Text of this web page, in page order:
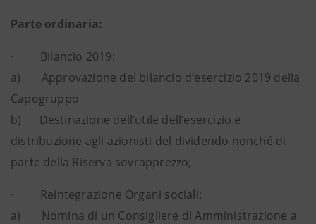
Parte ordinaria:
· Bilancio 2019:
a) Approvazione del bilancio d’esercizio 2019 della
Capogruppo
b) Destinazione dell’utile dell’esercizio e
distribuzione agli azionisti del dividendo nonché di
parte della Riserva sovrapprezzo;
· Reintegrazione Organi sociali:
a) Nomina di un Consigliere di Amministrazione a